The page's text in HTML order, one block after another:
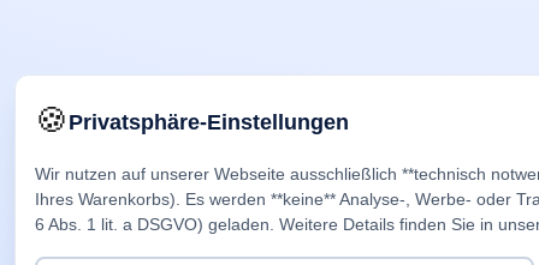
🍪Privatsphäre-Einstellungen
Wir nutzen auf unserer Webseite ausschließlich **technisch
Ihres Warenkorbs). Es werden **keine** Analyse-, Werbe- oder
6 Abs. 1 lit. a DSGVO) geladen. Weitere Details finden Sie in